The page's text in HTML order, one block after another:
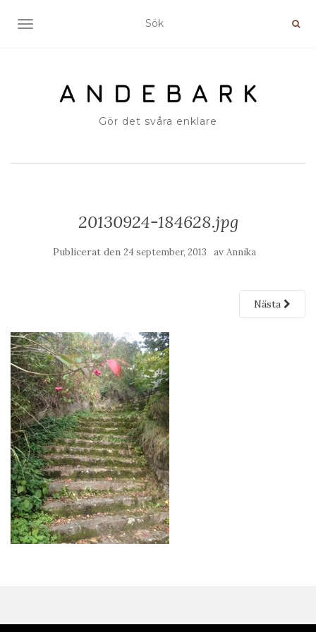
SLÅ PÅ/AV NAVIGERING
Gör det svåra enklare
20130924-184628.jpg
Publicerat den 24 september, 2013 av Annika
Nästa